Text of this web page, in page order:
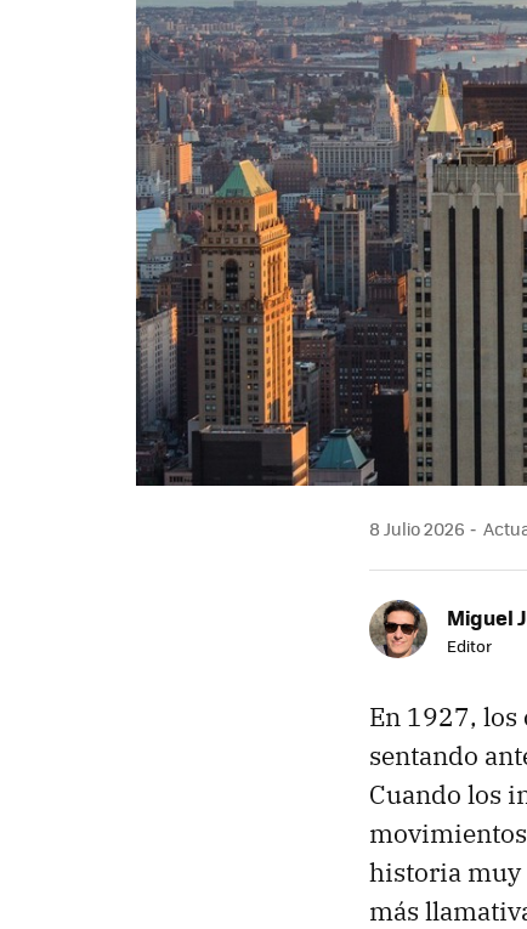
8 Julio 2026
Miguel
Editor
En 1927, los
sentando
Cuando los
historia muy
más